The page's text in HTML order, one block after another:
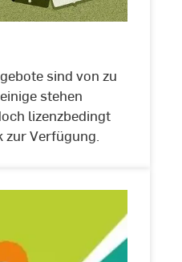
sind von zu
stehen
lizenzbedingt
Verfügung.